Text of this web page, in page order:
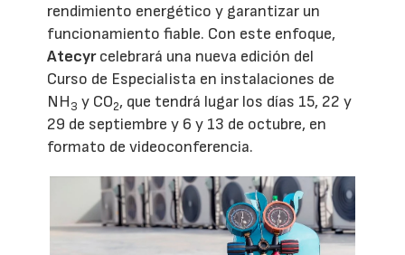
rendimiento energético y garantizar un
funcionamiento fiable. Con este enfoque,
Atecyrcelebrará una nueva edición del
Curso de Especialista en instalaciones de
NH3 y CO2, que tendrá lugar los días 15, 22 y
29 de septiembre y 6 y 13 de octubre, en
formato de videoconferencia.